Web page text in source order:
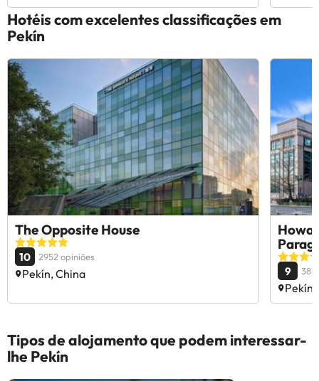
Hotéis com excelentes classificações em
Pekín
The Opposite House
10 2952 opiniões
Pekín, China 9
Tipos de alojamento que podem interessar-
lhe Pekín